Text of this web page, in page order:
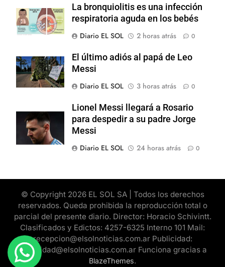
La bronquiolitis es una infección
respiratoria aguda en los bebés
Diario EL SOL
2 horas atrás 0
El último adiós al papá de Leo
Messi
Diario EL SOL
3 horas atrás 0
Lionel Messi llegará a Rosario
para despedir a su padre Jorge
Messi
Diario EL SOL
24 horas atrás 0
© Copyright 2026 EL SOL SA | Todos los derechos
reservados. Queda prohibida la reproducción total o
parcial del presente diario. Director: Horacio Schivintt.
Clasificados y Edictos: 4257-6325 Interno 101 Mail:
recepcion@elsolnoticias.com.ar Publicidad:
publicidad@elsolnoticias.com.ar Funciona gracias a
BlazeThemes.